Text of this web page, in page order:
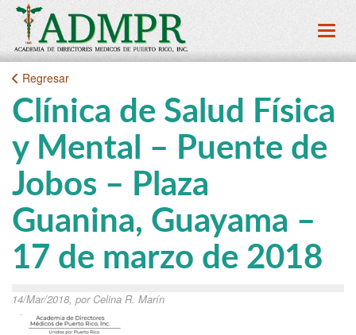
Regresar
Clínica de Salud Física
y Mental – Puente de
Jobos – Plaza
Guanina, Guayama –
17 de marzo de 2018
14/Mar/2018, por Celina R. Marín